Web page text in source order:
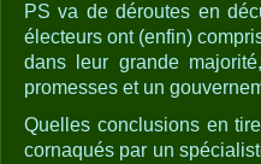
PS va de déroutes en
électeurs ont (enfin)
dans leur grande
promesses et un
Quelles conclusions en
cornaqués par un